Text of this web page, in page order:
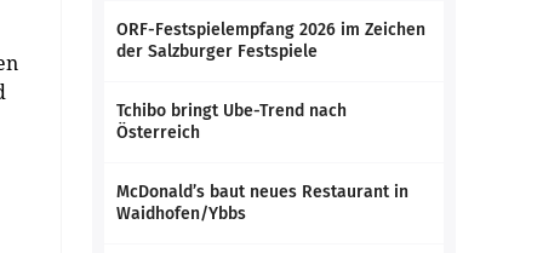
ORF-Festspielempfang 2026 im Zeichen
der Salzburger Festspiele
Tchibo bringt Ube-Trend nach
Österreich
McDonald’s baut neues Restaurant in
Waidhofen/Ybbs